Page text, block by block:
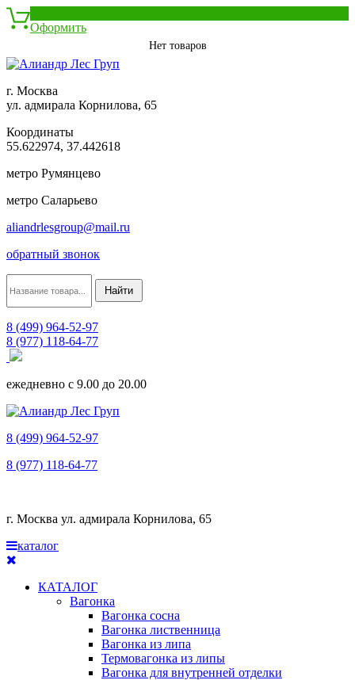
Оформить
Нет товаров
г. Москва
ул. адмирала Корнилова, 65
Координаты
55.622974, 37.442618
метро Румянцево
метро Саларьево
aliandrlesgroup@mail.ru
обратный звонок
8 (499) 964-52-97
8 (977) 118-64-77
ежедневно с 9.00 до 20.00
8 (499) 964-52-97
8 (977) 118-64-77
г. Москва ул. адмирала Корнилова, 65
каталог
КАТАЛОГ
Вагонка
Вагонка сосна
Вагонка лиственница
Вагонка из липа
Термовагонка из липы
Вагонка для внутренней отделки